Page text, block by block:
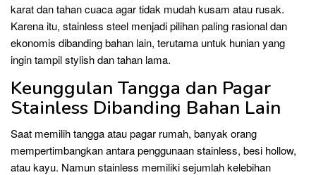
karat dan tahan cuaca agar tidak mudah kusam atau rusak.
Karena itu, stainless steel menjadi pilihan paling rasional dan
ekonomis dibanding bahan lain, terutama untuk hunian yang
ingin tampil stylish dan tahan lama.
Keunggulan Tangga dan Pagar
Stainless Dibanding Bahan Lain
Saat memilih tangga atau pagar rumah, banyak orang
mempertimbangkan antara penggunaan stainless, besi hollow,
atau kayu. Namun stainless memiliki sejumlah kelebihan